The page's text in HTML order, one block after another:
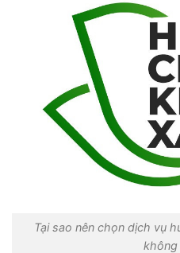
Tại sao nên chọn dịch vụ
không